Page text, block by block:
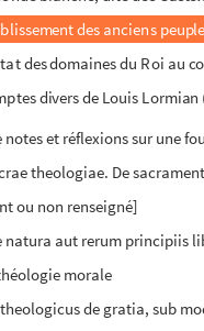
des anciens
des domaines du Roi au
divers de Louis
notes et réflexions sur une
theologiae. De
ou non renseigné]
natura aut rerum principiis
morale
de gratia, sub